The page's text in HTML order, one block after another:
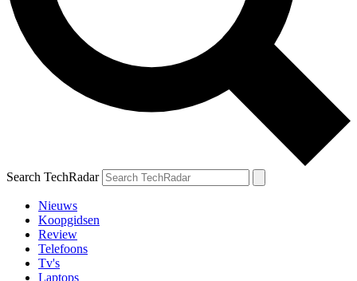
Search TechRadar
Nieuws
Koopgidsen
Review
Telefoons
Tv's
Laptops